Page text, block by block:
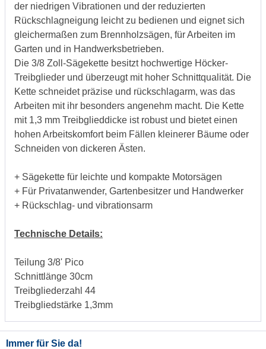
der niedrigen Vibrationen und der reduzierten
Rückschlagneigung leicht zu bedienen und eignet sich
gleichermaßen zum Brennholzsägen, für Arbeiten im
Garten und in Handwerksbetrieben.
Die 3/8 Zoll-Sägekette besitzt hochwertige Höcker-
Treibglieder und überzeugt mit hoher Schnittqualität. Die
Kette schneidet präzise und rückschlagarm, was das
Arbeiten mit ihr besonders angenehm macht. Die Kette
mit 1,3 mm Treibglieddicke ist robust und bietet einen
hohen Arbeitskomfort beim Fällen kleinerer Bäume oder
Schneiden von dickeren Ästen.
+ Sägekette für leichte und kompakte Motorsägen
+ Für Privatanwender, Gartenbesitzer und Handwerker
+ Rückschlag- und vibrationsarm
Technische Details:
Teilung 3/8' Pico
Schnittlänge 30cm
Treibgliederzahl 44
Treibgliedstärke 1,3mm
Immer für Sie da!